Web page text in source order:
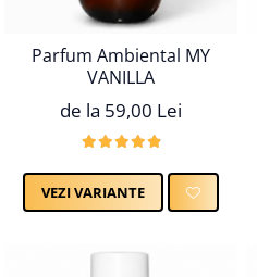
Parfum Ambiental MY
VANILLA
de la 59,00 Lei
VEZI VARIANTE